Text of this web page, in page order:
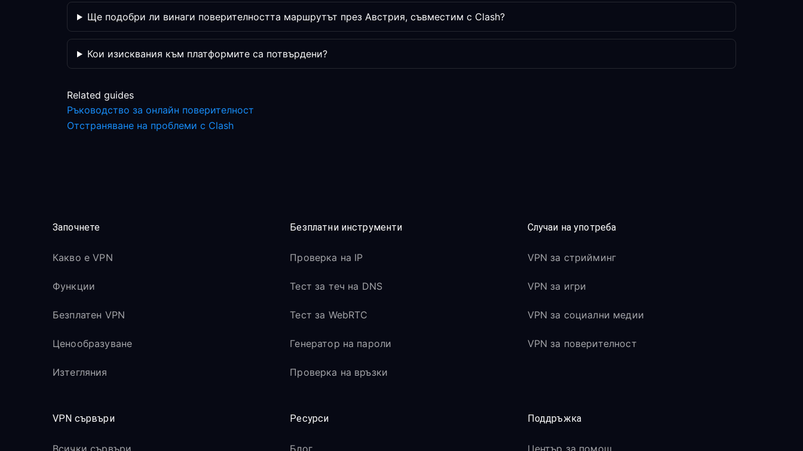
Ще подобри ли винаги поверителността маршрутът през Австрия, съвместим с Clash?
Кои изисквания към платформите са потвърдени?
Related guides
Ръководство за онлайн поверителност
Отстраняване на проблеми с Clash
Започнете
Какво е VPN
Функции
Безплатен VPN
Ценообразуване
Изтегляния
Безплатни инструменти
Проверка на IP
Тест за теч на DNS
Тест за WebRTC
Генератор на пароли
Проверка на връзки
Случаи на употреба
VPN за стрийминг
VPN за игри
VPN за социални медии
VPN за поверителност
VPN сървъри
Всички сървъри
Ресурси
Блог
Поддръжка
Център за помощ